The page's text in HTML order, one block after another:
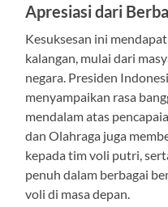
Apresiasi dari
Kesuksesan ini
kalangan, mulai dari
negara. Presiden
menyampaikan rasa
mendalam atas
dan Olahraga juga
kepada tim voli putri,
penuh dalam berbagai
voli di masa depan.